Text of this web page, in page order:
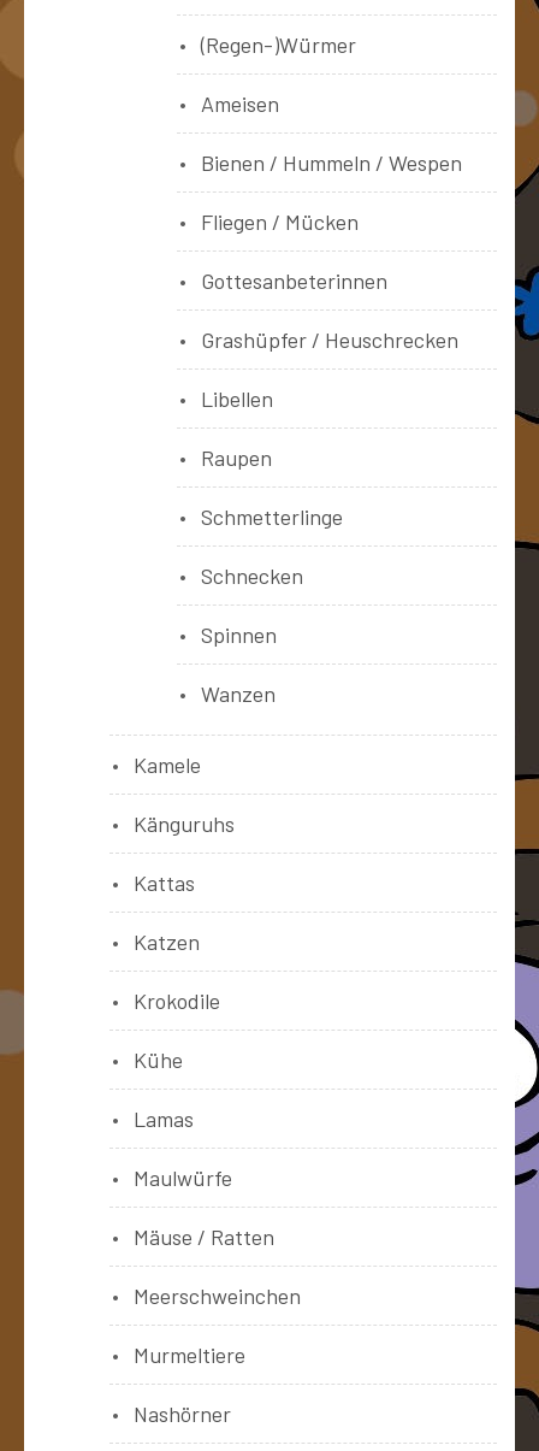
(Regen-)Würmer
Ameisen
Bienen / Hummeln / Wespen
Fliegen / Mücken
Gottesanbeterinnen
Grashüpfer / Heuschrecken
Libellen
Raupen
Schmetterlinge
Schnecken
Spinnen
Wanzen
Kamele
Känguruhs
Kattas
Katzen
Krokodile
Kühe
Lamas
Maulwürfe
Mäuse / Ratten
Meerschweinchen
Murmeltiere
Nashörner